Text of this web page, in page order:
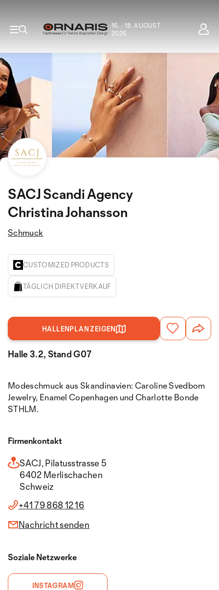
16. - 18. AUGUST
2026
SACJ Scandi Agency
Christina Johansson
Schmuck
CUSTOMIZED PRODUCTS
TÄGLICH DIREKTVERKAUF
HALLENPLAN ZEIGEN
Halle 3.2, Stand G07
Modeschmuck aus Skandinavien: Caroline Svedbom
Jewelry, Enamel Copenhagen und Charlotte Bonde
STHLM.
Firmenkontakt
SACJ, Pilatusstrasse 5
6402 Merlischachen
Schweiz
+41 79 868 12 16
Nachricht senden
Soziale Netzwerke
INSTAGRAM